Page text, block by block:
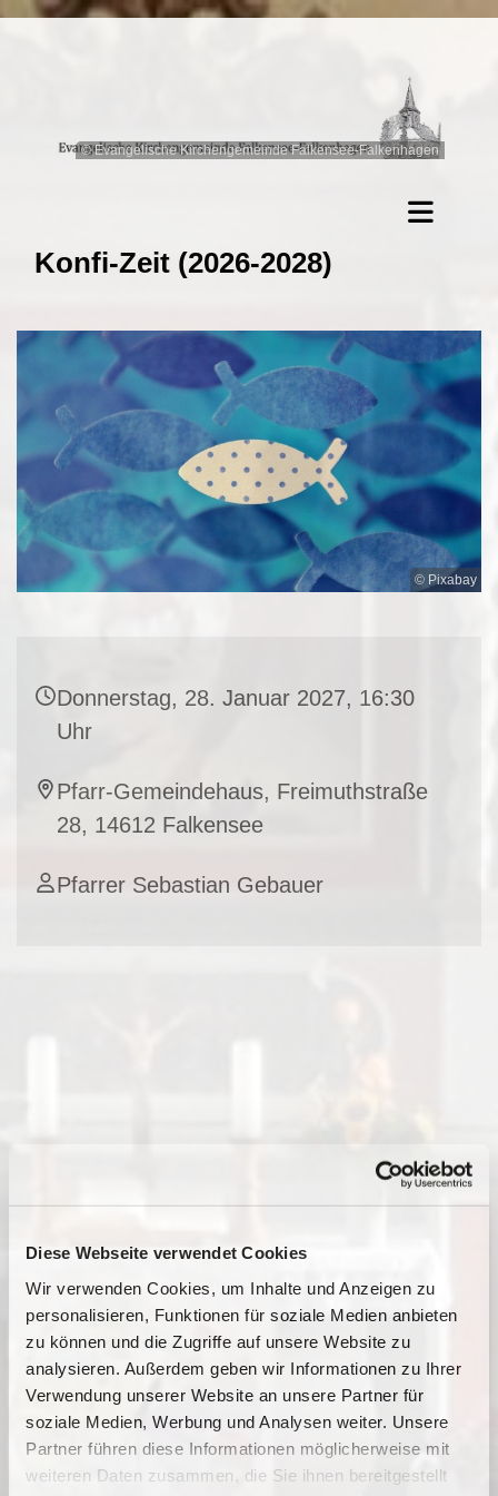
Diese Webseite verwendet Cookies
Wir verwenden Cookies, um Inhalte und Anzeigen zu
personalisieren, Funktionen für soziale Medien anbieten
zu können und die Zugriffe auf unsere Website zu
analysieren. Außerdem geben wir Informationen zu Ihrer
Verwendung unserer Website an unsere Partner für
soziale Medien, Werbung und Analysen weiter. Unsere
Partner führen diese Informationen möglicherweise mit
weiteren Daten zusammen, die Sie ihnen bereitgestellt
© Evangelische Kirchengemeinde Falkensee-Falkenhagen
Konfi-Zeit (2026-2028)
© Pixabay
Donnerstag, 28. Januar 2027, 16:30
Uhr
Pfarr-Gemeindehaus, Freimuthstraße
28, 14612 Falkensee
Pfarrer Sebastian Gebauer
Dies könnte Sie auch
interessieren